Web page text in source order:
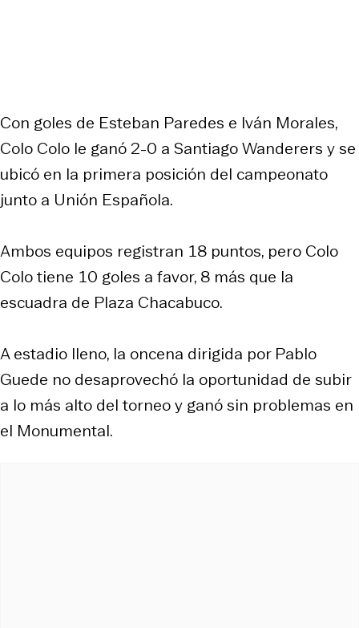
Con goles de Esteban Paredes e Iván Morales,
Colo Colo le ganó 2-0 a Santiago Wanderers y se
ubicó en la primera posición del campeonato
junto a Unión Española.
Ambos equipos registran 18 puntos, pero Colo
Colo tiene 10 goles a favor, 8 más que la
escuadra de Plaza Chacabuco.
A estadio lleno, la oncena dirigida por Pablo
Guede no desaprovechó la oportunidad de subir
a lo más alto del torneo y ganó sin problemas en
el Monumental.